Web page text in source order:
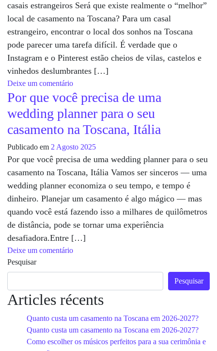
casais estrangeiros Será que existe realmente o “melhor”
local de casamento na Toscana? Para um casal
estrangeiro, encontrar o local dos sonhos na Toscana
pode parecer uma tarefa difícil. É verdade que o
Instagram e o Pinterest estão cheios de vilas, castelos e
vinhedos deslumbrantes […]
Deixe um comentárioem Os 10 melhores locais para casamentos na
Por que você precisa de uma
wedding planner para o seu
casamento na Toscana, Itália
Publicado em 2 Agosto 2025
Por que você precisa de uma wedding planner para o seu
casamento na Toscana, Itália Vamos ser sinceros — uma
wedding planner economiza o seu tempo, e tempo é
dinheiro. Planejar um casamento é algo mágico — mas
quando você está fazendo isso a milhares de quilômetros
de distância, pode se tornar uma experiência
desafiadora.Entre […]
Deixe um comentárioem Por que você precisa de uma wedding
Pesquisar
Pesquisar
Articles récents
Quanto custa um casamento na Toscana em 2026-2027?
Quanto custa um casamento na Toscana em 2026-2027?
Como escolher os músicos perfeitos para a sua cerimônia e